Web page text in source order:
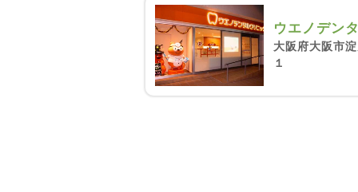
ウエノデン
大阪府大阪市
１